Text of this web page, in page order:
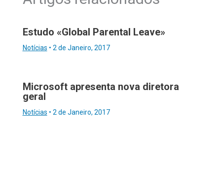
Estudo «Global Parental Leave»
Notícias • 2 de Janeiro, 2017
Microsoft apresenta nova diretora
geral
Notícias • 2 de Janeiro, 2017